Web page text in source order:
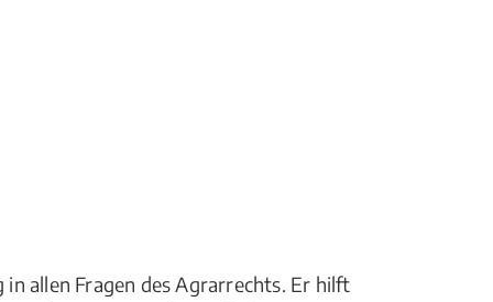
allen Fragen des Agrarrechts. Er hilft